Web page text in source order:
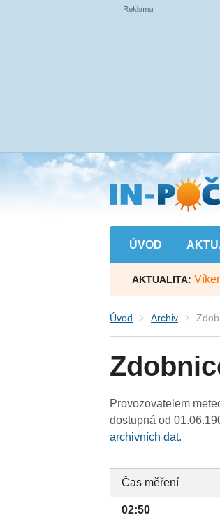
Přejít
na
hlavní
obsah
ÚVOD
AKTUALITA:
Úvod Archiv
Provozovatelem
dostupná od
archivních dat.
Čas měření
02:50